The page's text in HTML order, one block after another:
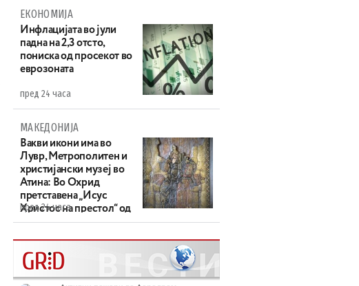
ЕКОНОМИЈА
Инфлацијата во јули
падна на 2,3 отсто,
пониска од просекот во
еврозоната
пред 24 часа
МАКЕДОНИЈА
Вакви икони има во
Лувр, Метрополитен и
христијански музеј во
Атина: Во Охрид
претставена „Исус
Христос на престол“ од
XIV век
пред 24 часа